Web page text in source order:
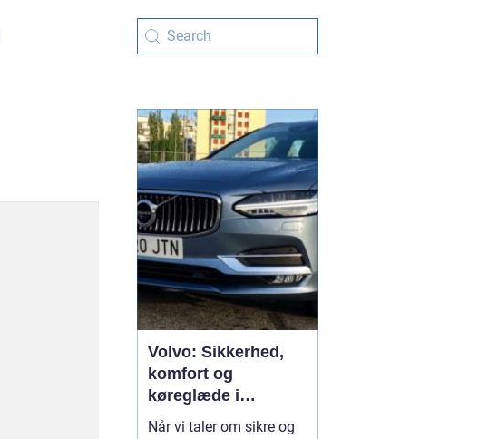
Volvo: Sikkerhed,
komfort og
køreglæde i
hverdagen
Når vi taler om sikre og